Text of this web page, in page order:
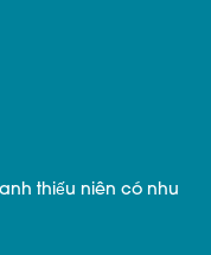
thiếu niên có nhu